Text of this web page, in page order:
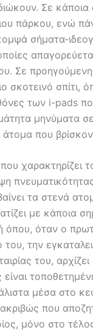
Σε κάποια
πάρκου, ενώ
σήματα-
Σε προηγούμενη
σκοτεινό
των i-pads
μηνύματα
άτομα που
χαρακτηρίζει
τα στενά
με κάποια
όπου, όταν ο
του, την
του,
είναι
μέσα στο
που
μόνο στο